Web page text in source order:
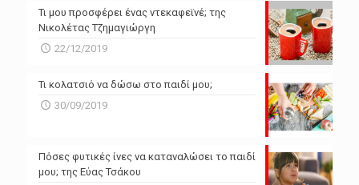
Τι μου προσφέρει ένας ντεκαφεϊνέ; της
Νικολέτας Τζημαγιώργη
22/12/2019
Τι κολατσιό να δώσω στο παιδί μου;
30/09/2019
Πόσες φυτικές ίνες να καταναλώσει το παιδί
μου; της Εύας Τσάκου